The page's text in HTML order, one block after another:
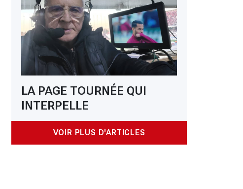
LA PAGE TOURNÉE QUI
INTERPELLE
VOIR PLUS D'ARTICLES